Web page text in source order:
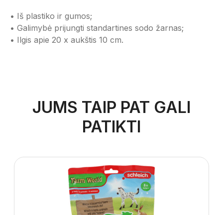
• Iš plastiko ir gumos;
• Galimybė prijungti standartines sodo žarnas;
• Ilgis apie 20 x aukštis 10 cm.
JUMS TAIP PAT GALI
PATIKTI